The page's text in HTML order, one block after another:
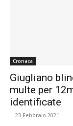
Cronaca
Giugliano
multe per
identificate
- 23 Febbraio 2021